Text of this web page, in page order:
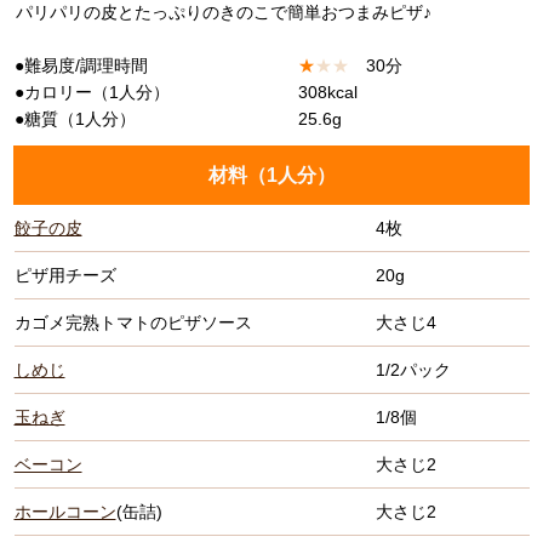
パリパリの皮とたっぷりのきのこで簡単おつまみピザ♪
●難易度/調理時間 ★★ ★
30分
●カロリー（1人分）
308kcal
●糖質（1人分）
25.6g
材料（1人分）
餃子の皮 4枚
ピザ用チーズ 20g
カゴメ完熟トマトのピザソース 大さじ4
しめじ 1/2パック
玉ねぎ 1/8個
ベーコン 大さじ2
ホールコーン(缶詰) 大さじ2